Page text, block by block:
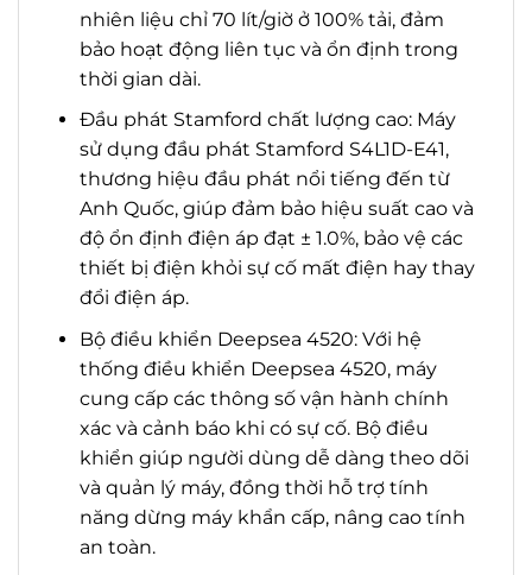
nhiên liệu chỉ 70 lít/giờ ở 100% tải, đảm
bảo hoạt động liên tục và ổn định trong
thời gian dài.
Đầu phát Stamford chất lượng cao: Máy
sử dụng đầu phát Stamford S4L1D-E41,
thương hiệu đầu phát nổi tiếng đến từ
Anh Quốc, giúp đảm bảo hiệu suất cao và
độ ổn định điện áp đạt ± 1.0%, bảo vệ các
thiết bị điện khỏi sự cố mất điện hay thay
đổi điện áp.
Bộ điều khiển Deepsea 4520: Với hệ
thống điều khiển Deepsea 4520, máy
cung cấp các thông số vận hành chính
xác và cảnh báo khi có sự cố. Bộ điều
khiển giúp người dùng dễ dàng theo dõi
và quản lý máy, đồng thời hỗ trợ tính
năng dừng máy khẩn cấp, nâng cao tính
an toàn.